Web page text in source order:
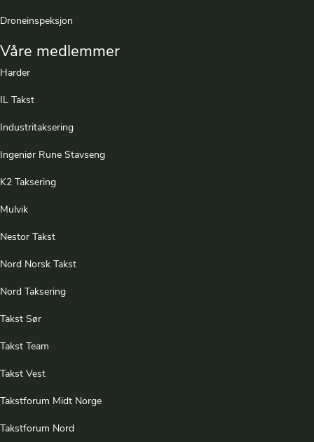
Droneinspeksjon
Våre medlemmer
Harder
IL Takst
Industritaksering
Ingeniør Rune Stavseng
K2 Taksering
Mulvik
Nestor Takst
Nord Norsk Takst
Nord Taksering
Takst Sør
Takst Team
Takst Vest
Takstforum Midt Norge
Takstforum Nord